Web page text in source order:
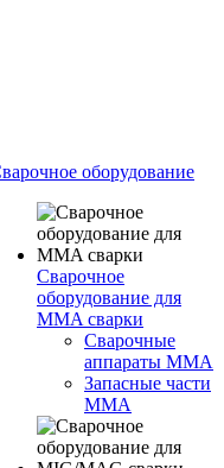
оборудование
Сварочное
оборудование для
MMA сварки
Сварочные
аппараты MMA
Запасные части
MMA